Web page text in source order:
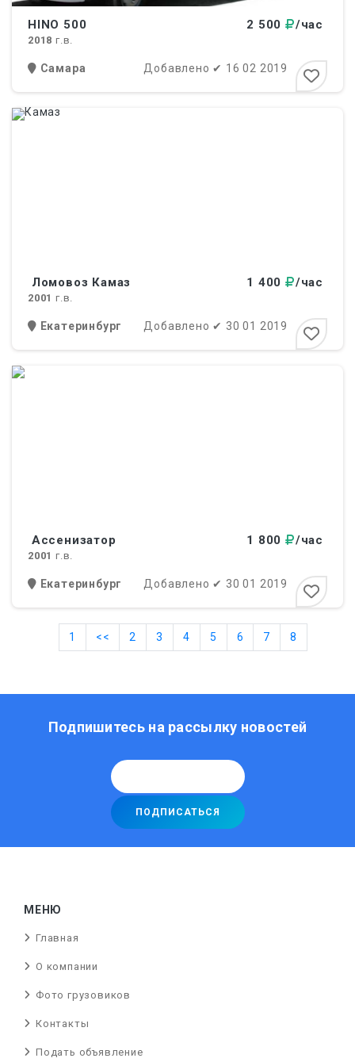
HINO 500 2 500 /час
2018 г.в.
Самара Добавлено ✔ 16 02 2019
Ломовоз Камаз 1 400 /час
2001 г.в.
Екатеринбург Добавлено ✔ 30 01 2019
Ассенизатор 1 800 /час
2001 г.в.
Екатеринбург Добавлено ✔ 30 01 2019
1 << 2 3 4 5 6 7 8
Подпишитесь на рассылку новостей
МЕНЮ
Главная
О компании
Фото грузовиков
Контакты
Подать объявление